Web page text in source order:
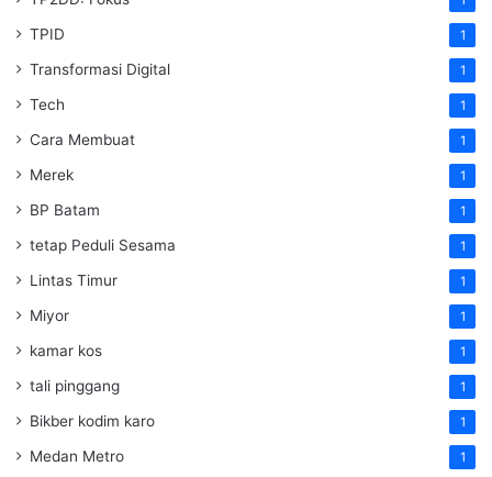
TPID 1
Transformasi Digital 1
Tech 1
Cara Membuat 1
Merek 1
BP Batam 1
tetap Peduli Sesama 1
Lintas Timur 1
Miyor 1
kamar kos 1
tali pinggang 1
Bikber kodim karo 1
Medan Metro 1